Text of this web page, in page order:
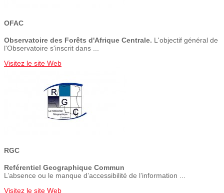
OFAC
Observatoire des Forêts d'Afrique Centrale. L'objectif général de
l'Observatoire s'inscrit dans ...
Visitez le site Web
RGC
Reférentiel Geographique Commun
L’absence ou le manque d’accessibilité de l’information ...
Visitez le site Web